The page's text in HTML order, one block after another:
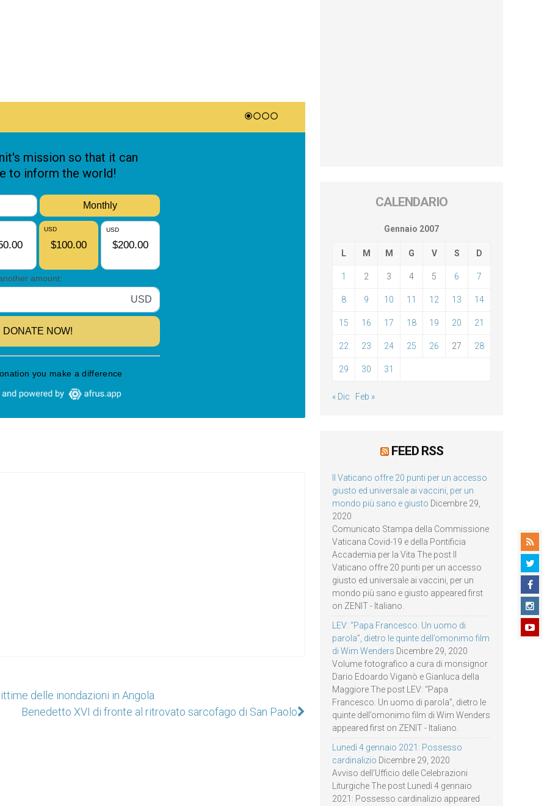
delle inondazioni in Angola
Benedetto XVI di fronte al ritrovato sarcofago di San Paolo
CALENDARIO
Gennaio 2007
L M M G V S D
1 2 3 4 5 6 7
8 9 10 11 12 13 14
15 16 17 18 19 20 21
22 23 24 25 26 27 28
29 30 31
« Dic Feb »
FEED RSS
Il Vaticano offre 20 punti per un accesso
giusto ed universale ai vaccini, per un
mondo più sano e giusto Dicembre 29,
2020
Comunicato Stampa della Commissione
Vaticana Covid-19 e della Pontificia
Accademia per la Vita The post Il
Vaticano offre 20 punti per un accesso
giusto ed universale ai vaccini, per un
mondo più sano e giusto appeared first
on ZENIT - Italiano.
LEV: “Papa Francesco. Un uomo di
parola”, dietro le quinte dell’omonimo film
di Wim Wenders Dicembre 29, 2020
Volume fotografico a cura di monsignor
Dario Edoardo Viganò e Gianluca della
Maggiore The post LEV: “Papa
Francesco. Un uomo di parola”, dietro le
quinte dell’omonimo film di Wim Wenders
appeared first on ZENIT - Italiano.
Lunedì 4 gennaio 2021: Possesso
cardinalizio Dicembre 29, 2020
Avviso dell’Ufficio delle Celebrazioni
Liturgiche The post Lunedì 4 gennaio
2021: Possesso cardinalizio appeared